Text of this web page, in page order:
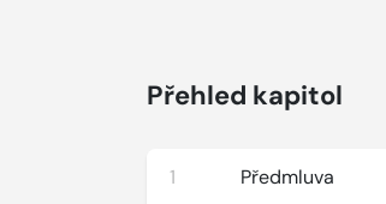
Přehled kapitol
1 Předmluva